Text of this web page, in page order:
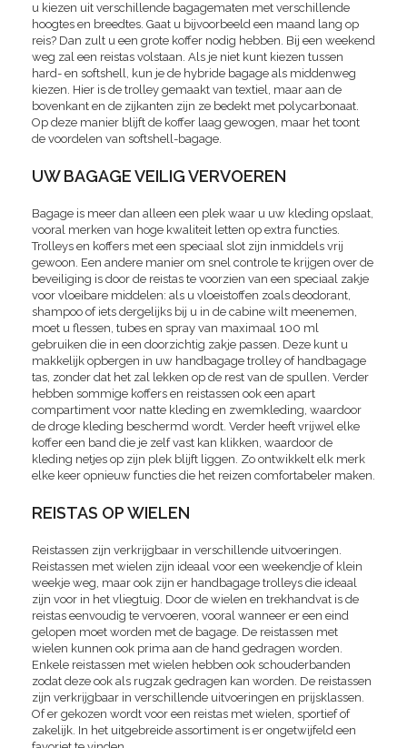
u kiezen uit verschillende bagagematen met verschillende
hoogtes en breedtes. Gaat u bijvoorbeeld een maand lang op
reis? Dan zult u een grote koffer nodig hebben. Bij een weekend
weg zal een reistas volstaan. Als je niet kunt kiezen tussen
hard- en softshell, kun je de hybride bagage als middenweg
kiezen. Hier is de trolley gemaakt van textiel, maar aan de
bovenkant en de zijkanten zijn ze bedekt met polycarbonaat.
Op deze manier blijft de koffer laag gewogen, maar het toont
de voordelen van softshell-bagage.
UW BAGAGE VEILIG VERVOEREN
Bagage is meer dan alleen een plek waar u uw kleding opslaat,
vooral merken van hoge kwaliteit letten op extra functies.
Trolleys en koffers met een speciaal slot zijn inmiddels vrij
gewoon. Een andere manier om snel controle te krijgen over de
beveiliging is door de reistas te voorzien van een speciaal zakje
voor vloeibare middelen: als u vloeistoffen zoals deodorant,
shampoo of iets dergelijks bij u in de cabine wilt meenemen,
moet u flessen, tubes en spray van maximaal 100 ml
gebruiken die in een doorzichtig zakje passen. Deze kunt u
makkelijk opbergen in uw handbagage trolley of handbagage
tas, zonder dat het zal lekken op de rest van de spullen. Verder
hebben sommige koffers en reistassen ook een apart
compartiment voor natte kleding en zwemkleding, waardoor
de droge kleding beschermd wordt. Verder heeft vrijwel elke
koffer een band die je zelf vast kan klikken, waardoor de
kleding netjes op zijn plek blijft liggen. Zo ontwikkelt elk merk
elke keer opnieuw functies die het reizen comfortabeler maken.
REISTAS OP WIELEN
Reistassen zijn verkrijgbaar in verschillende uitvoeringen.
Reistassen met wielen zijn ideaal voor een weekendje of klein
weekje weg, maar ook zijn er handbagage trolleys die ideaal
zijn voor in het vliegtuig. Door de wielen en trekhandvat is de
reistas eenvoudig te vervoeren, vooral wanneer er een eind
gelopen moet worden met de bagage. De reistassen met
wielen kunnen ook prima aan de hand gedragen worden.
Enkele reistassen met wielen hebben ook schouderbanden
zodat deze ook als rugzak gedragen kan worden. De reistassen
zijn verkrijgbaar in verschillende uitvoeringen en prijsklassen.
Of er gekozen wordt voor een reistas met wielen, sportief of
zakelijk. In het uitgebreide assortiment is er ongetwijfeld een